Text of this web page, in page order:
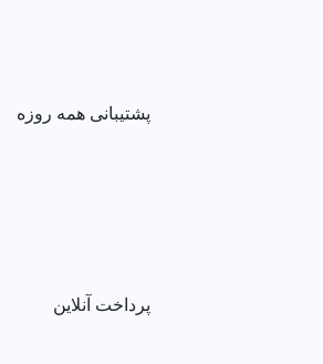
پشتیبانی همه روزه
پرداخت آنلاین